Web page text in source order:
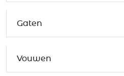
Gaten
Vouwen